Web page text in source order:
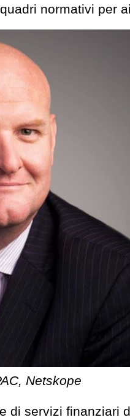
normativi per
Netskope
di servizi finanziari